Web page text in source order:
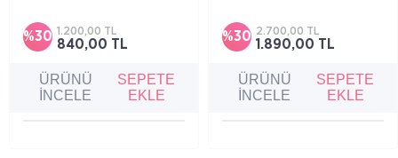
his bırakmayan çok amaçlı kuru bakım yağıdır.
%30
840,00 TL
1.200,00 TL
ÜRÜNÜ
İNCELE
SEPETE
EKLE
zengin dokulu bir bakım kremidir.
%30
1.890,00 TL
2.700,00 TL
ÜRÜNÜ
İNCELE
SEPETE
EKLE